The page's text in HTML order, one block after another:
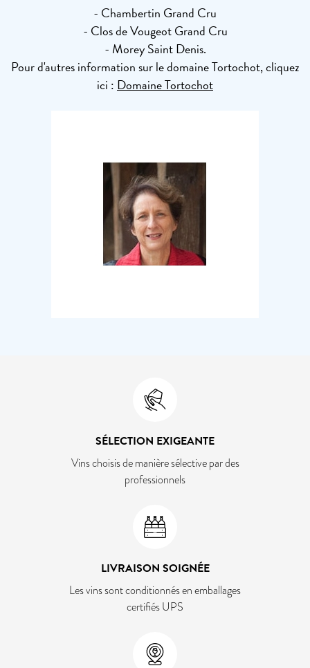
- Chambertin Grand Cru
- Clos de Vougeot Grand Cru
- Morey Saint Denis.
Pour d'autres information sur le domaine Tortochot, cliquez
ici :Domaine Tortochot
SÉLECTION EXIGEANTE
Vins choisis de manière sélective par des
professionnels
LIVRAISON SOIGNÉE
Les vins sont conditionnés en emballages
certifiés UPS